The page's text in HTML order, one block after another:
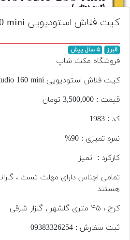
تجهیزات
مکث
افزودن
دست
قیمت
بله
کیت فلاش استودیویی digi studio 160 mini
البرز ۵ سال پیش
فروشگاه مکث شاپ
کیت فلاش استودیویی digi studio 160 mini
قیمت : 3,500,000 تومان
کد : 1983
نمره تمیزی : 90%
کارکرد : تمیز
تمامی اجناس دارای مهلت تست ،
هستند
کرج ، ۴۵ متری گلشهر , گلزار شرقی
ثبت سفارش : 093‌833‌262‌54